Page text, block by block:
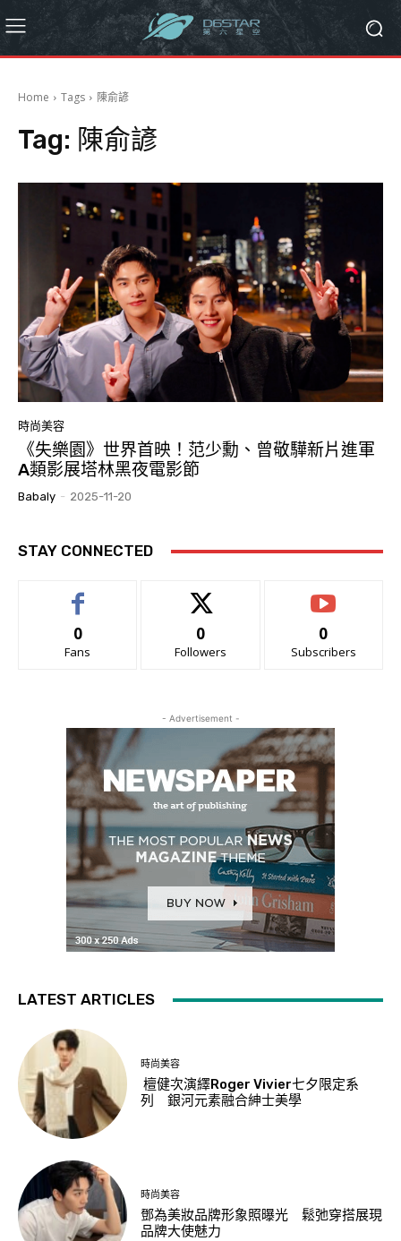
Home Tags 陳俞諺
Tag: 陳俞諺
時尚美容
《失樂園》世界首映！范少勳、曾敬驊新片進軍
A類影展塔林黑夜電影節
Babaly - 2025-11-20
STAY CONNECTED
0
Fans
0
Followers
0
Subscribers
- Advertisement -
LATEST ARTICLES
時尚美容
檀健次演繹Roger Vivier七夕限定系
列 銀河元素融合紳士美學
時尚美容
鄧為美妝品牌形象照曝光 鬆弛穿搭展現
品牌大使魅力